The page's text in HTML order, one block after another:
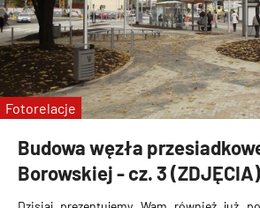
Budowa węzła
Borowskiej - cz. 3 (ZDJĘCIA)
Fotorelacje